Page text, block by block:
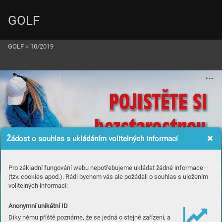
Žádost o souhlas s ukládáním volitelných informací
Pro základní fungování webu nepotřebujeme ukládat žádné informace
(tzv. cookies apod.). Rádi bychom vás ale požádali o souhlas s uložením
volitelných informací:
Anonymní unikátní ID
Díky němu příště poznáme, že se jedná o stejné zařízení, a
POJISTTE SI
POJISTTE SI
bezstarostnou
bezstarostnou
HRU
HRU
lék Wobenzym
lék Wobenzym®
®
Inzerce
GOLF
GOLF » 10/2019